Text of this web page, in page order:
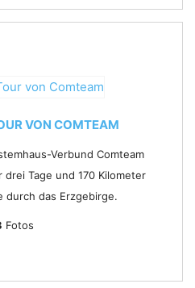
VON COMTEAM
Verbund Comteam
Tage und 170 Kilometer
durch das Erzgebirge.
Fotos